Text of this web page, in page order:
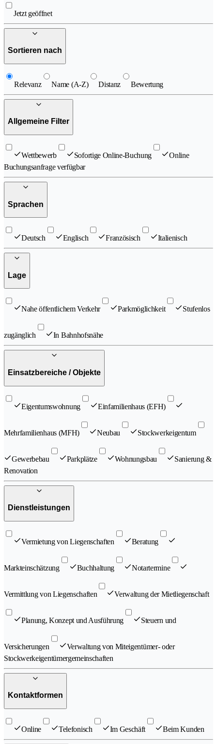
Jetzt geöffnet
Sortieren nach
Relevanz Name (A-Z) Distanz Bewertung
Allgemeine Filter
Wettbewerb Sofortige Online-Buchung
Online
Buchungsanfrage verfügbar
Sprachen
Deutsch Englisch Französisch Italienisch
Lage
Nahe öffentlichem Verkehr Parkmöglichkeit Stufenlos
zugänglich In Bahnhofsnähe
Einsatzbereiche / Objekte
Eigentumswohnung Einfamilienhaus (EFH)
Mehrfamilienhaus (MFH) Neubau Stockwerkeigentum
Gewerbebau Parkplätze Wohnungsbau
Sanierung &
Renovation
Dienstleistungen
Vermietung von Liegenschaften Beratung
Markteinschätzung Buchhaltung Notartermine
Vermittlung von Liegenschaften Verwaltung der Mietliegenschaft
Planung, Konzept und Ausführung Steuern und
Versicherungen
Verwaltung von Miteigentümer- oder
Stockwerkeigentümergemeinschaften
Kontaktformen
Online Telefonisch Im Geschäft Beim Kunden